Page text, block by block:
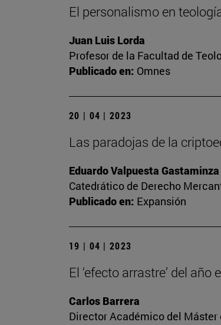
El personalismo en
Juan Luis Lorda
Profesor de la Facultad de
Publicado en: Omnes
20 | 04 | 2023
Las paradojas de la
Eduardo Valpuesta Gastaminza
Catedrático de Derecho
Publicado en: Expansión
19 | 04 | 2023
El ‘efecto arrastre’ del
Carlos Barrera
Director Académico del